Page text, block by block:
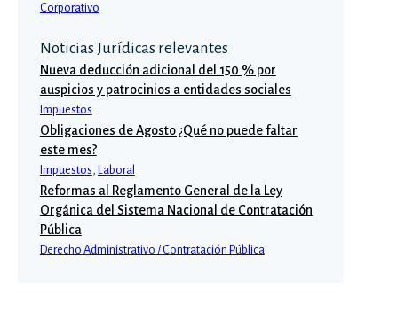
Corporativo
Noticias Jurídicas relevantes
Nueva deducción adicional del 150 % por
auspicios y patrocinios a entidades sociales
Impuestos
Obligaciones de Agosto ¿Qué no puede faltar
este mes?
Impuestos, Laboral
Reformas al Reglamento General de la Ley
Orgánica del Sistema Nacional de Contratación
Pública
Derecho Administrativo / Contratación Pública